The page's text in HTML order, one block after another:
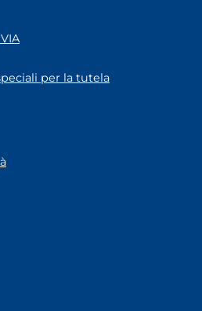
per la tutela